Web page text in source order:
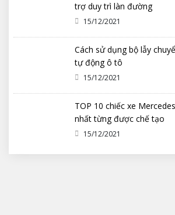
trợ duy trì làn đường
15/12/2021
Cách sử dụng bộ lẫy
tự động ô tô
15/12/2021
TOP 10 chiếc xe
nhất từng được chế tạo
15/12/2021